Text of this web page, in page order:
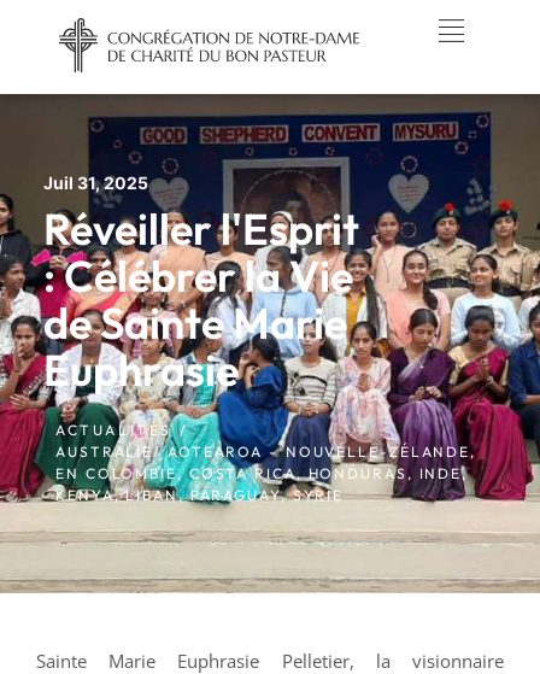
Juil 31, 2025
Réveiller l'Esprit
: Célébrer la Vie
de Sainte Marie
Euphrasie
ACTUALITÉS /
AUSTRALIE/ AOTEAROA – NOUVELLE-ZÉLANDE,
EN COLOMBIE,COSTA RICA,HONDURAS , INDE,
KENYA,LIBAN,PARAGUAY,SYRIE
Sainte Marie Euphrasie Pelletier, la visionnaire